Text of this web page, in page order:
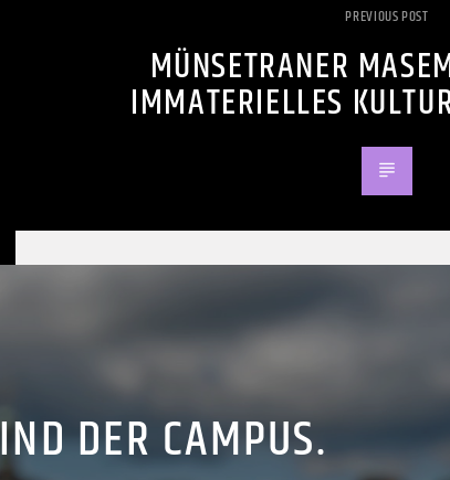
PREVIOUS POST
MÜNSETRANER
IMMATERIELLES
DER CAMPUS.